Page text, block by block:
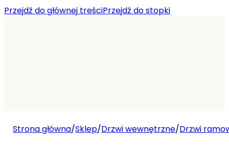
Przejdź do głównej treściPrzejdź do stopki
Strona główna/Sklep/Drzwi wewnętrzne/Drzwi